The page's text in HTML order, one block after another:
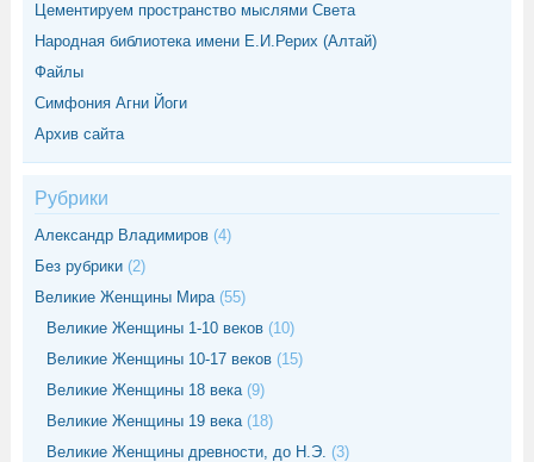
Цементируем пространство мыслями Света
Народная библиотека имени Е.И.Рерих (Алтай)
Файлы
Симфония Агни Йоги
Архив сайта
Рубрики
Александр Владимиров (4)
Без рубрики (2)
Великие Женщины Мира(55)
Великие Женщины 1-10 веков (10)
Великие Женщины 10-17 веков (15)
Великие Женщины 18 века(9)
Великие Женщины 19 века(18)
Великие Женщины древности, до Н.Э. (3)